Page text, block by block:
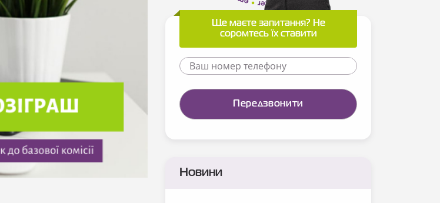
Ще маєте запитання? Не
соромтесь їх ставити
Новини